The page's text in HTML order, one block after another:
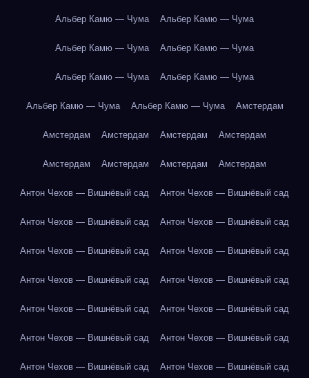
Альбер Камю — Чума Альбер Камю — Чума
Альбер Камю — Чума Альбер Камю — Чума
Альбер Камю — Чума Альбер Камю — Чума
Альбер Камю — Чума Альбер Камю — Чума Амстердам
Амстердам Амстердам Амстердам Амстердам
Амстердам Амстердам Амстердам Амстердам
Антон Чехов — Вишнёвый сад Антон Чехов — Вишнёвый сад
Антон Чехов — Вишнёвый сад Антон Чехов — Вишнёвый сад
Антон Чехов — Вишнёвый сад Антон Чехов — Вишнёвый сад
Антон Чехов — Вишнёвый сад Антон Чехов — Вишнёвый сад
Антон Чехов — Вишнёвый сад Антон Чехов — Вишнёвый сад
Антон Чехов — Вишнёвый сад Антон Чехов — Вишнёвый сад
Антон Чехов — Вишнёвый сад Антон Чехов — Вишнёвый сад